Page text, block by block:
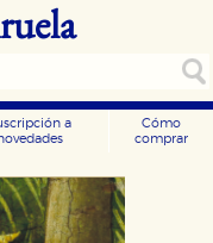
a
Cómo
comprar